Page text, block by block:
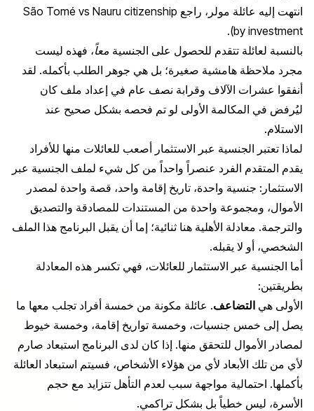
انتهت إليه عائلة مولر، راجع São Tomé vs Nauru citizenship
by investment
).
بالنسبة لعائلة تتقدم للحصول على الجنسية معاً، فهذه ليست
مجرد ملاحظة هامشية صغيرة؛ بل هي جوهر الطلب بأكمله. لقد
أنفقوا عشرات الآلاف وقرابة نصف عام في إعداد ملف كان
ليُرفض في المكالمة الأولى لو تم فحصه بشكل صحيح عند
الاستلام.
لماذا تعتبر الجنسية عبر الاستثمار أصعب للعائلات منها للأفراد
يقدم المتقدم الفرد عنصراً واحداً من كل شيء لملف الجنسية عبر
الاستثمار: جنسية واحدة، تاريخ إقامة واحد، قصة واحدة لمصدر
الأموال، ومجموعة واحدة من المستندات للمصادقة والتصديق
والترجمة. معادلة الأهلية هنا ثنائية؛ إما أن يقبل البرنامج هذا الملف
الشخصي، أو لا يقبله.
أما الجنسية عبر الاستثمار للعائلات، فهي تكسر هذه المعادلة
بطريقتين:
الأولى هي التضاعف. عائلة مكونة من خمسة أفراد تجلب معها ما
يصل إلى خمس جنسيات، وخمسة تواريخ إقامة، وخمسة خيوط
لمصادر الأموال للتحقق منها. إذا كان لدى البرنامج استبعاد صارم
لأي من تلك الأبعاد لأي من هؤلاء الأشخاص، فسيتم استبعاد العائلة
بأكملها. احتمالية مواجهة سبب لعدم التأهل تتزايد مع حجم
الأسرة، ليس خطياً بل بشكل تراكمي.